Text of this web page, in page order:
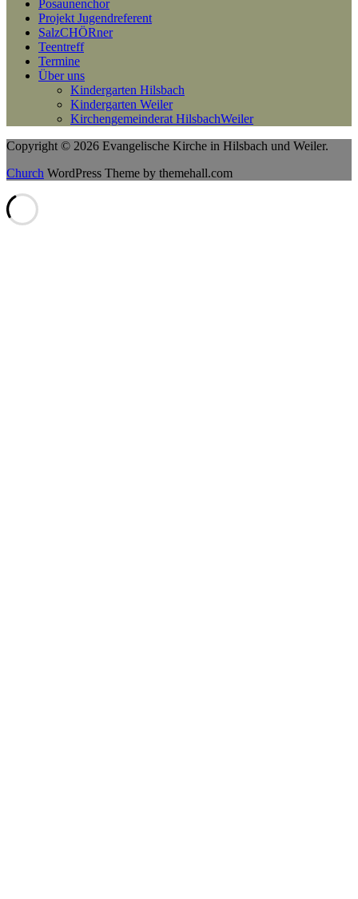
Posaunenchor
Projekt Jugendreferent
SalzCHÖRner
Teentreff
Termine
Über uns
Kindergarten Hilsbach
Kindergarten Weiler
Kirchengemeinderat HilsbachWeiler
Copyright © 2026 Evangelische Kirche in Hilsbach und Weiler.
Church WordPress Theme by themehall.com